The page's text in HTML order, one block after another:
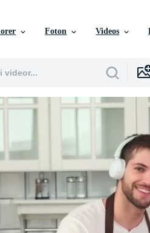
Foton Videos